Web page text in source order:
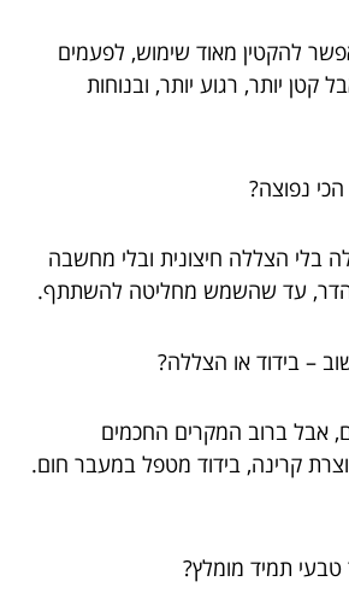
להקטין מאוד שימוש, לפעמים
קטן יותר, רגוע יותר, ובנוחות
נפוצה?
בלי הצללה חיצונית ובלי מחשבה
נהדר, עד שהשמש מחליטה להשתתף.
– בידוד או הצללה?
אבל ברוב המקרים החכמים
קרינה, בידוד מטפל במעבר חום.
טבעי תמיד מומלץ?